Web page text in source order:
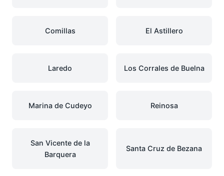
Comillas El Astillero
Laredo Los Corrales de Buelna
Marina de Cudeyo Reinosa
San Vicente de la
Barquera
Santa Cruz de Bezana